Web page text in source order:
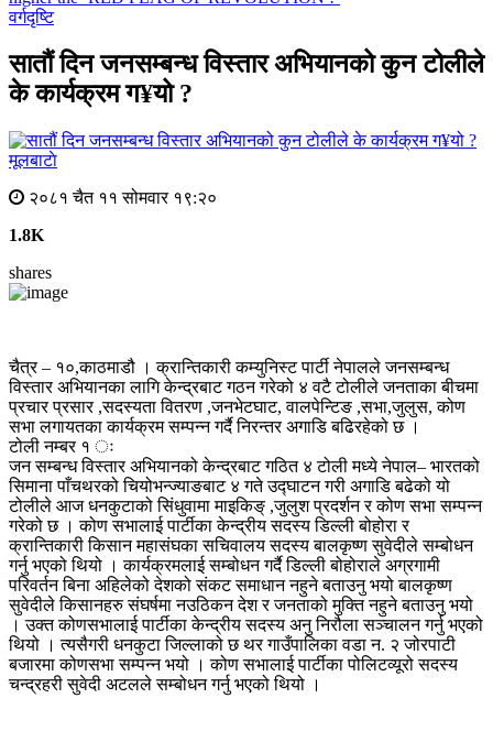
वर्गदृष्टि
सातौं दिन जनसम्बन्ध विस्तार अभियानको कुन टोलीले
के कार्यक्रम ग¥यो ?
मूलबाटाे
२०८१ चैत ११ सोमवार १९:२०
1.8K
shares
चैत्र – १०,काठमाडौ । क्रान्तिकारी कम्युनिस्ट पार्टी नेपालले जनसम्बन्ध
विस्तार अभियानका लागि केन्द्रबाट गठन गरेको ४ वटै टोलीले जनताका बीचमा
प्रचार प्रसार ,सदस्यता वितरण ,जनभेटघाट, वालपेन्टिङ ,सभा,जुलुस, कोण
सभा लगायतका कार्यक्रम सम्पन्न गर्दै निरन्तर अगाडि बढिरहेको छ ।
टोली नम्बर १ ः
जन सम्बन्ध विस्तार अभियानको केन्द्रबाट गठित ४ टोली मध्ये नेपाल– भारतको
सिमाना पाँचथरको चियोभन्ज्याङबाट ४ गते उद्घाटन गरी अगाडि बढेको यो
टोलीले आज धनकुटाको सिंधुवामा माइकिङ् ,जुलुश प्रदर्शन र कोण सभा सम्पन्न
गरेको छ । कोण सभालाई पार्टीका केन्द्रीय सदस्य डिल्ली बोहोरा र
क्रान्तिकारी किसान महासंघका सचिवालय सदस्य बालकृष्ण सुवेदीले सम्बोधन
गर्नु भएको थियो । कार्यक्रमलाई सम्बोधन गर्दै डिल्ली बोहोराले अग्रगामी
परिवर्तन बिना अहिलेको देशको संकट समाधान नहुने बताउनु भयो बालकृष्ण
सुवेदीले किसानहरु संघर्षमा नउठिकन देश र जनताको मुक्ति नहुने बताउनु भयो
। उक्त कोणसभालाई पार्टीका केन्द्रीय सदस्य अनु निरौला सञ्चालन गर्नु भएको
थियो । त्यसैगरी धनकुटा जिल्लाको छ थर गाउँपालिका वडा न. २ जोरपाटी
बजारमा कोणसभा सम्पन्न भयो । कोण सभालाई पार्टीका पोलिटव्यूरो सदस्य
चन्द्रहरी सुवेदी अटलले सम्बोधन गर्नु भएको थियो ।